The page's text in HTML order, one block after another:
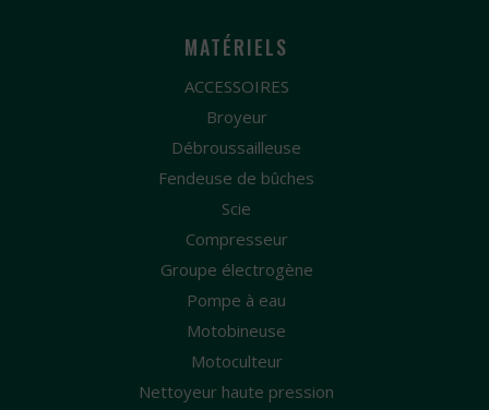
MATÉRIELS
ACCESSOIRES
Broyeur
Débroussailleuse
Fendeuse de bûches
Scie
Compresseur
Groupe électrogène
Pompe à eau
Motobineuse
Motoculteur
Nettoyeur haute pression